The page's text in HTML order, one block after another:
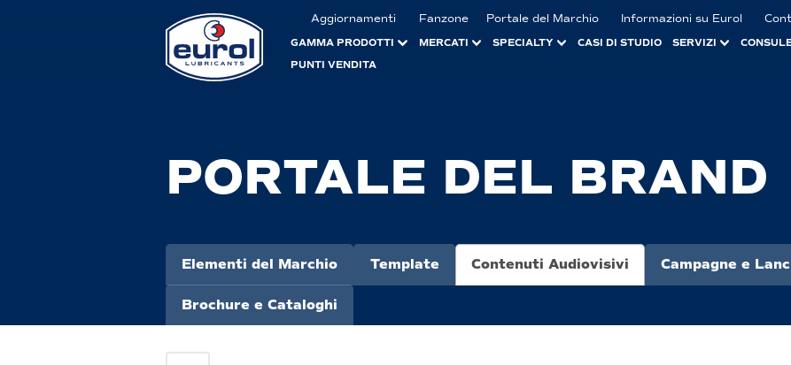
Aggiornamenti Fanzone Portale del Marchio Informazioni su Eurol
GAMMA PRODOTTI MERCATI SPECIALTY CASI DI STUDIO SERVIZI
PUNTI VENDITA
PORTALE DEL BRAND
Elementi del Marchio Template Contenuti Audiovisivi Campagne e
Brochure e Cataloghi